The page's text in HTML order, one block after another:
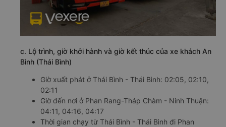
c. Lộ trình, giờ khởi hành và giờ kết thúc của xe khách An
Bình (Thái Bình)
Giờ xuất phát ở Thái Bình - Thái Bình: 02:05, 02:10,
02:11
Giờ đến nơi ở Phan Rang-Tháp Chàm - Ninh Thuận:
04:11, 04:16, 04:17
Thời gian chạy từ Thái Bình - Thái Bình đi Phan